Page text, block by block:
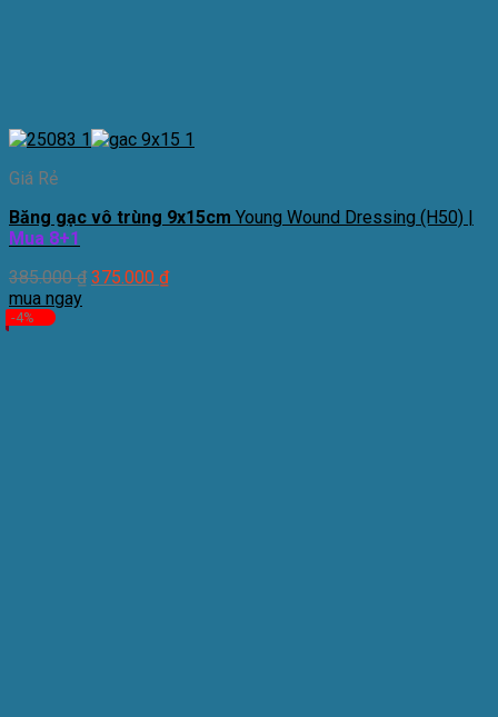
Giá Rẻ
Băng gạc vô trùng 9x15cm Young Wound Dressing (H50) |
Mua 8+1
385.000₫ 375.000 ₫
mua ngay
-4%